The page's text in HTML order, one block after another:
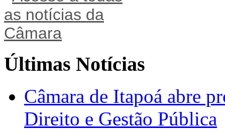
Últimas Notícias
Câmara de Itapoá abre
Direito e Gestão Pública